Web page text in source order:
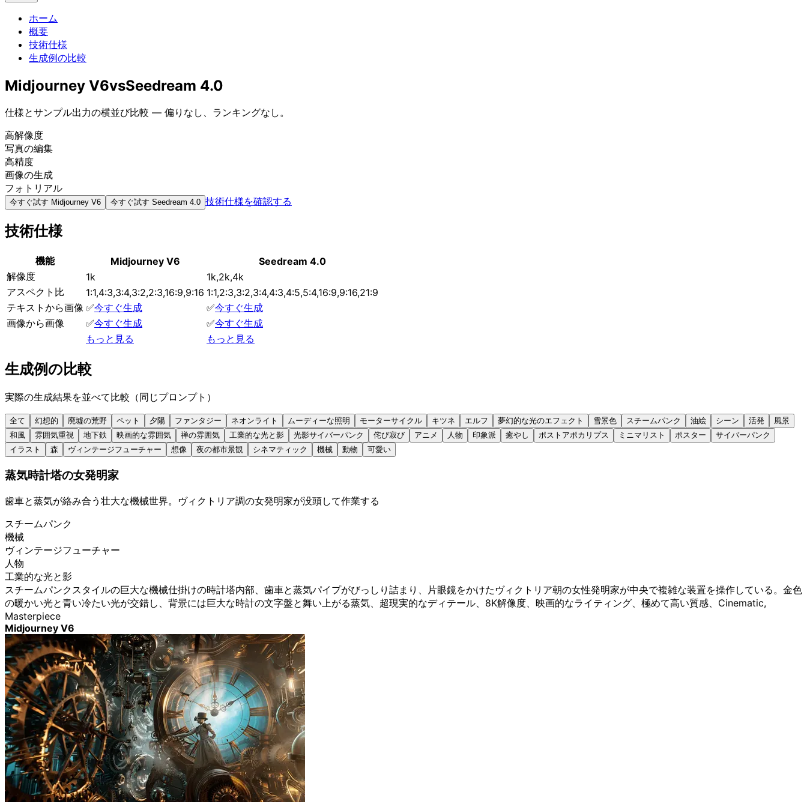
ホーム
概要
技術仕様
生成例の比較
Midjourney V6vsSeedream 4.0
仕様とサンプル出力の横並び比較 — 偏りなし、ランキングなし。
高解像度
写真の編集
高精度
画像の生成
フォトリアル
今すぐ試す Midjourney V6 今すぐ試す Seedream 4.0 技術仕様を確認する
技術仕様
機能 Midjourney V6
Seedream 4.0
解像度
1k
1k,2k,4k
アスペクト比
1:1,4:3,3:4,3:2,2:3,16:9,9:16 1:1,2:3,3:2,3:4,4:3,4:5,5:4,16:9,9:16,21:9
テキストから画像 ✅今すぐ生成 ✅今すぐ生成
画像から画像
✅今すぐ生成 ✅今すぐ生成
もっと見る
もっと見る
生成例の比較
実際の生成結果を並べて比較（同じプロンプト）
全て 幻想的 廃墟の荒野 ペット 夕陽 ファンタジー ネオンライト ムーディーな照明 モーターサイクル キツネ エルフ 夢幻的な光のエフェクト 雪景色 スチームパンク 油絵 シーン 活発
風景
和風
雰囲気重視 地下鉄 映画的な雰囲気 禅の雰囲気 工業的な光と影 光影サイバーパンク 侘び寂び アニメ 人物 印象派 癒やし ポストアポカリプス ミニマリスト ポスター
サイバーパンク
イラスト
森 ヴィンテージフューチャー 想像 夜の都市景観 シネマティック 機械 動物 可愛い
蒸気時計塔の女発明家
歯車と蒸気が絡み合う壮大な機械世界。ヴィクトリア調の女発明家が没頭して作業する
スチームパンク
機械
ヴィンテージフューチャー
人物
工業的な光と影
スチームパンクスタイルの巨大な機械仕掛けの時計塔内部、歯車と蒸気パイプがびっしり詰まり、片眼鏡をかけたヴィクトリア朝の女性発明家が中央で複雑な装置を操作している。金色
の暖かい光と青い冷たい光が交錯し、背景には巨大な時計の文字盤と舞い上がる蒸気、超現実的なディテール、8K解像度、映画的なライティング、極めて高い質感、Cinematic,
Masterpiece
Midjourney V6